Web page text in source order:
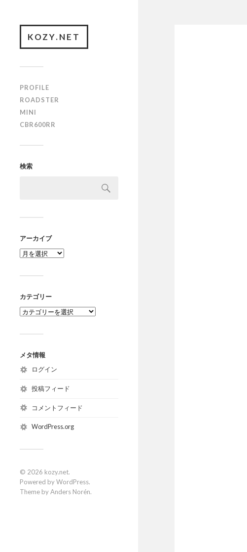
KOZY.NET
PROFILE
ROADSTER
MINI
CBR600RR
検索
アーカイブ
カテゴリー
メタ情報
ログイン
投稿フィード
コメントフィード
WordPress.org
© 2026 kozy.net.
Powered byWordPress.
Theme byAnders Norén.